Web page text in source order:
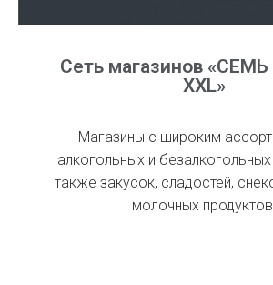
Сеть магазинов
XXL»
Магазины с широким
алкогольных и
также закусок, сладостей,
молочных